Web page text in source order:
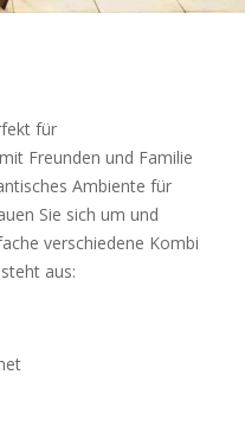
für
Freunden und Familie
Ambiente für
Sie sich um und
verschiedene Kombi
aus: